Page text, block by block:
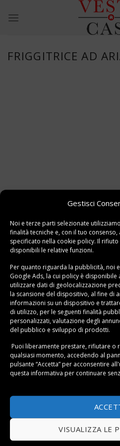
Gestisci
Noi e terze parti selezionate
finalità tecniche e, con il tuo
specificato nella cookie policy. Il
disponibili le relative funzioni.
Per quanto riguarda la pubblicità, noi
Google Ads, la cui policy è disponibile
utilizzare dati di geolocalizzazione
la scansione del dispositivo, al fine di
informazioni su un dispositivo e
di utilizzo, per le seguenti finalità
personalizzati, valutazione degli
del pubblico e sviluppo di prodotti.
Puoi liberamente prestare, rifiutare o
qualsiasi momento, accedendo al
pulsante “Accetta” per acconsentire
questa informativa per continuare
VISUALIZZA LE
FRIGGITRICE AD
In questa sezione trovi le
litri.
La friggitrice ad aria è un
che ti consente di godere di
maniera salutare. Sei hai
sue funzioni e quali alimenti
a livello funzionale tutti i
selezionare la temperatura
timer, mentre quelli più